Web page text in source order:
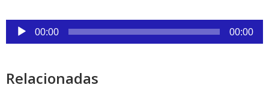
Reproductor
de
00:00 00:00
Relacionadas